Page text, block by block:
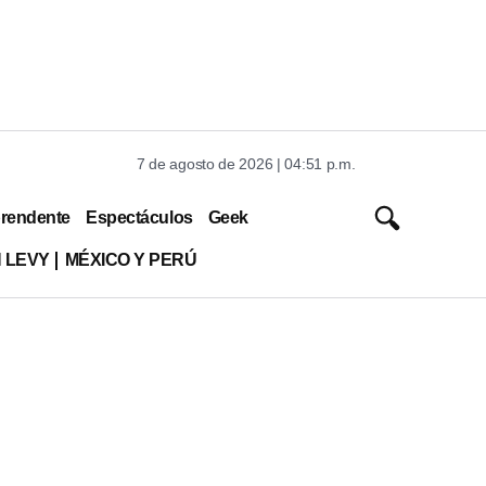
7 de agosto de 2026 | 04:51 p.m.
Espectáculos Geek
LEVY MÉXICO Y PERÚ